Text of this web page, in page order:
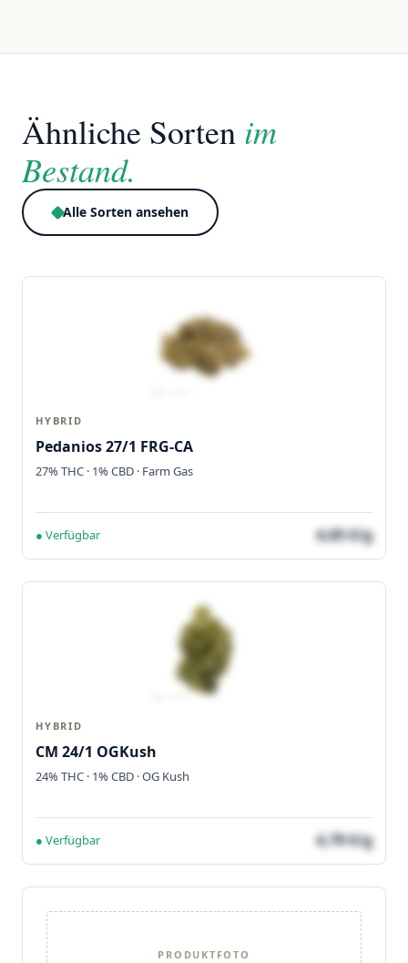
Ähnliche Sorten im
Bestand.
Alle Sorten ansehen
HYBRID
Pedanios 27/1 FRG-CA
27% THC · 1% CBD · Farm Gas
● Verfügbar 4,65 €/g
HYBRID
CM 24/1 OGKush
24% THC · 1% CBD · OG Kush
● Verfügbar 4,79 €/g
PRODUKTFOTO